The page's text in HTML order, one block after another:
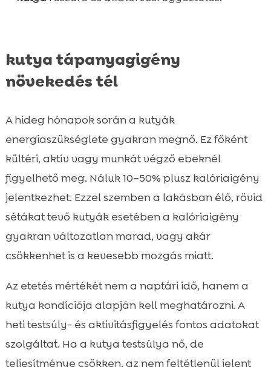
kutya tápanyagigény
növekedés tél
A hideg hónapok során a kutyák
energiaszükséglete gyakran megnő. Ez főként
kültéri, aktív vagy munkát végző ebeknél
figyelhető meg. Náluk 10–50% plusz kalóriaigény
jelentkezhet. Ezzel szemben a lakásban élő, rövid
sétákat tevő kutyák esetében a kalóriaigény
gyakran változatlan marad, vagy akár
csökkenhet is a kevesebb mozgás miatt.
Az etetés mértékét nem a naptári idő, hanem a
kutya kondíciója alapján kell meghatározni. A
heti testsúly- és aktivitásfigyelés fontos adatokat
szolgáltat. Ha a kutya testsúlya nő, de
teljesítménye csökken, az nem feltétlenül jelent